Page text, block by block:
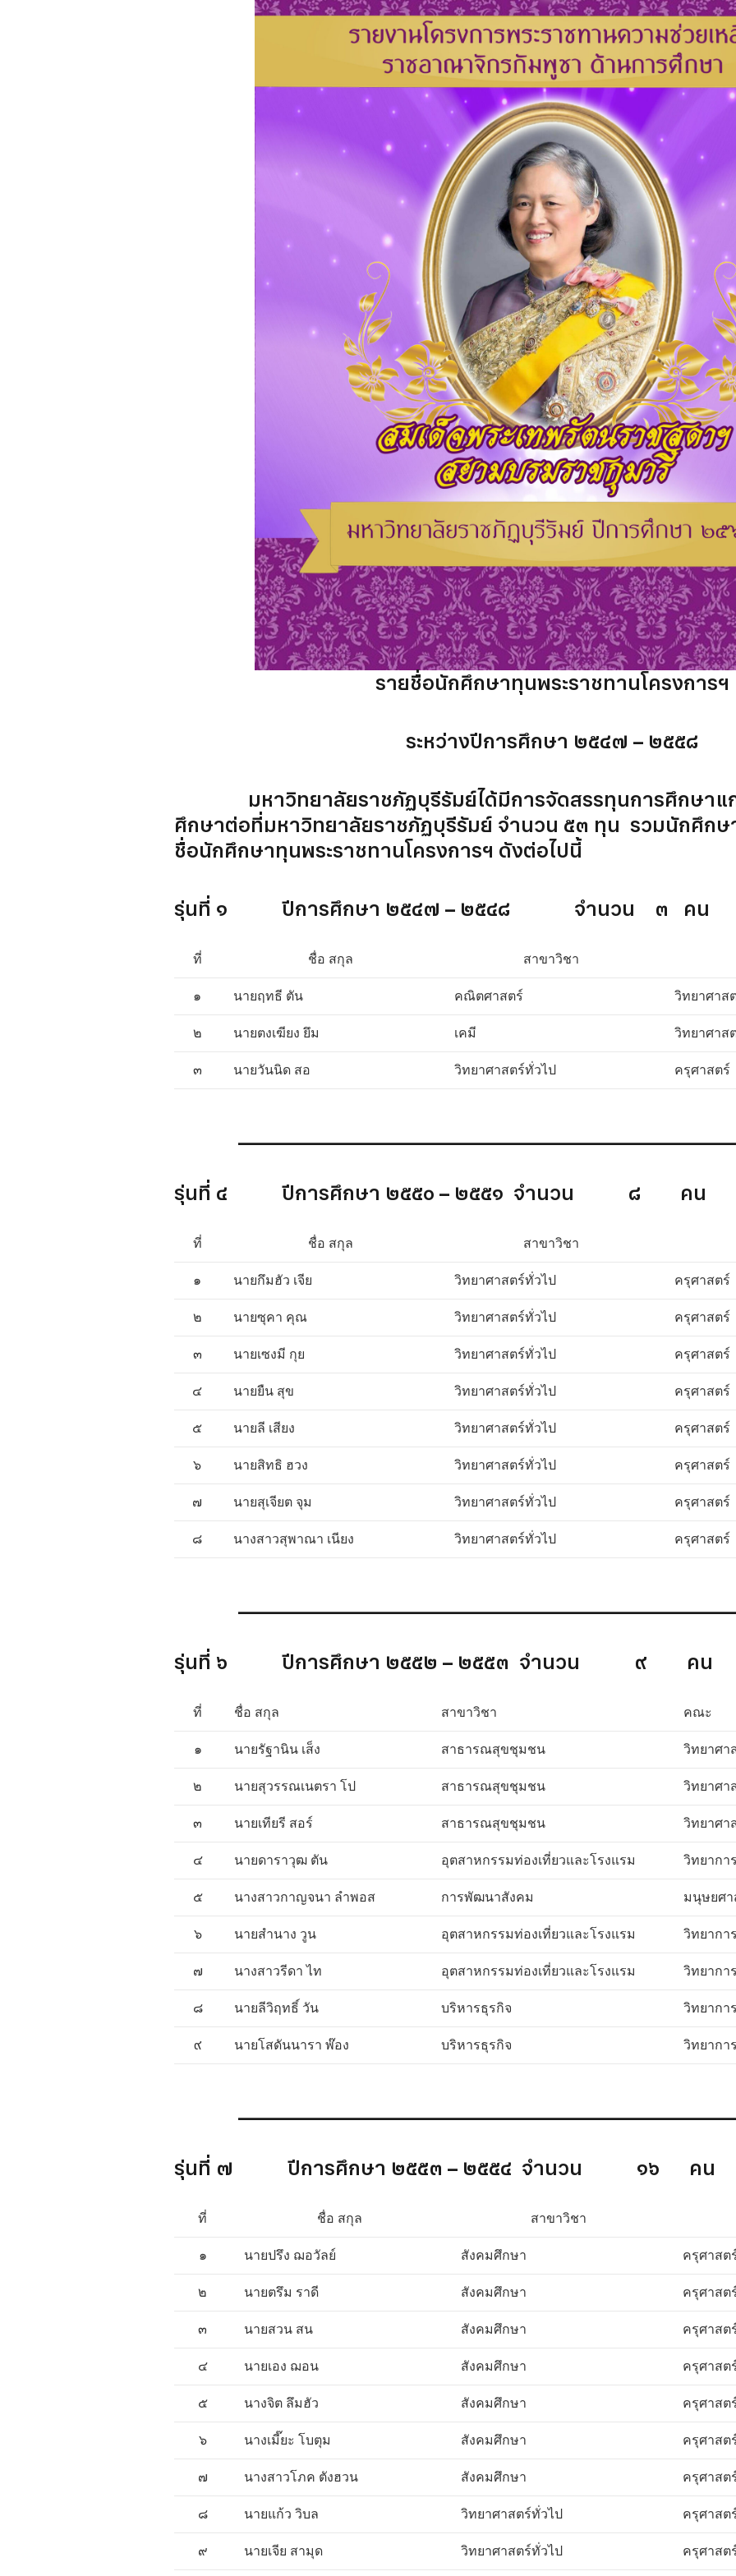
รายชื่อนักศึกษาทุนพระราชทานโครงการฯ
ระหว่างปีการศึกษา ๒๕๔๗ – ๒๕๕๘
มหาวิทยาลัยราชภัฏบุรีรัมย์ได้มีการจัดสรรทุนการศึกษาแก่
ศึกษาต่อที่มหาวิทยาลัยราชภัฏบุรีรัมย์ จำนวน ๕๓ ทุน รวมนักศึกษ
ชื่อนักศึกษาทุนพระราชทานโครงการฯ ดังต่อไปนี้
รุ่นที่ ๑ ปีการศึกษา ๒๕๔๗ – ๒๕๔๘ จำนวน ๓ คน
ที่ ชื่อ สกุล สาขาวิชา
๑ นายฤทธี ตัน คณิตศาสตร์ วิทยาศาส
๒ นายตงเฆียง ยึม เคมี วิทยาศาส
๓ นายวันนิด สอ วิทยาศาสตร์ทั่วไป ครุศาสตร์
รุ่นที่ ๔ ปีการศึกษา ๒๕๕๐ – ๒๕๕๑ จำนวน ๘ คน
ที่ ชื่อ สกุล สาขาวิชา
๑ นายกึมฮัว เจีย วิทยาศาสตร์ทั่วไป ครุศาสตร์
๒ นายซุคา คุณ วิทยาศาสตร์ทั่วไป ครุศาสตร์
๓ นายเซงมี กุย วิทยาศาสตร์ทั่วไป ครุศาสตร์
๔ นายยืน สุข วิทยาศาสตร์ทั่วไป ครุศาสตร์
๕ นายลี เสียง วิทยาศาสตร์ทั่วไป ครุศาสตร์
๖ นายสิทธิ ฮวง วิทยาศาสตร์ทั่วไป ครุศาสตร์
๗ นายสุเจียต จุม วิทยาศาสตร์ทั่วไป ครุศาสตร์
๘ นางสาวสุพาณา เนียง วิทยาศาสตร์ทั่วไป ครุศาสตร์
รุ่นที่ ๖ ปีการศึกษา ๒๕๕๒ – ๒๕๕๓ จำนวน ๙ คน
ที่ ชื่อ สกุล สาขาวิชา คณะ
๑ นายรัฐานิน เส็ง สาธารณสุขชุมชน วิทยาศา
๒ นายสุวรรณเนตรา โป สาธารณสุขชุมชน วิทยาศา
๓ นายเทียรี สอร์ สาธารณสุขชุมชน วิทยาศา
๔ นายดาราวุฒ ตัน อุตสาหกรรมท่องเที่ยวและโรงแรม วิทยากา
๕ นางสาวกาญจนา ลำพอส การพัฒนาสังคม มนุษยศา
๖ นายสำนาง วูน อุตสาหกรรมท่องเที่ยวและโรงแรม วิทยากา
๗ นางสาวรีดา ไท อุตสาหกรรมท่องเที่ยวและโรงแรม วิทยากา
๘ นายลีวิฤทธิ์ วัน บริหารธุรกิจ วิทยากา
๙ นายโสดันนารา พ๊อง บริหารธุรกิจ วิทยากา
รุ่นที่ ๗ ปีการศึกษา ๒๕๕๓ – ๒๕๕๔ จำนวน ๑๖ คน
ที่ ชื่อ สกุล สาขาวิชา
๑ นายปรึง ฌอวัลย์ สังคมศึกษา ครุศาสต
๒ นายตรึม ราดี สังคมศึกษา ครุศาสต
๓ นายสวน สน สังคมศึกษา ครุศาสต
๔ นายเอง ฌอน สังคมศึกษา ครุศาสต
๕ นางจิต ลึมฮัว สังคมศึกษา ครุศาสต
๖ นางเมี๊ยะ โบตุม สังคมศึกษา ครุศาสต
๗ นางสาวโภค ตังฮวน สังคมศึกษา ครุศาสต
๘ นายแก้ว วิบล วิทยาศาสตร์ทั่วไป ครุศาสต
๙ นายเจีย สามุด วิทยาศาสตร์ทั่วไป ครุศาสต